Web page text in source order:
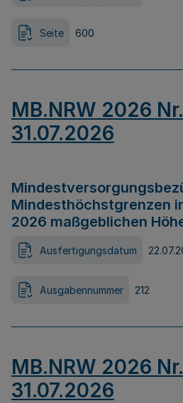
Seite 600
MB.NRW 2026
31.07.2026
Mindesthöchstgrenzen
2026 maßgeblichen
Ausfertigungsdatum
Ausgabennummer 212
MB.NRW 2026
31.07.2026